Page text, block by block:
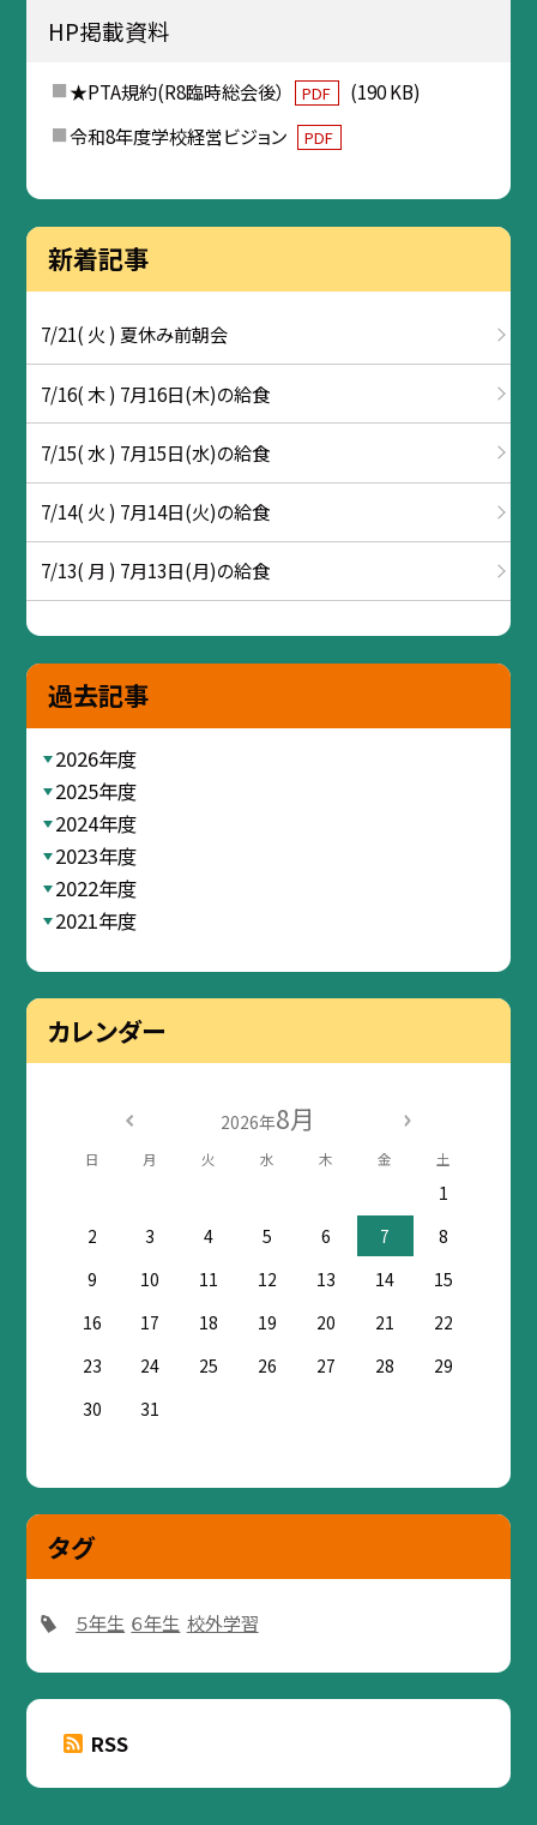
HP掲載資料
★PTA規約(R8臨時総会後） PDF
(190 KB)
令和8年度学校経営ビジョン
PDF
新着記事
7/21( 火 ) 夏休み前朝会
7/16( 木 ) 7月16日(木)の給食
7/15( 水 ) 7月15日(水)の給食
7/14( 火 ) 7月14日(火)の給食
7/13( 月 ) 7月13日(月)の給食
過去記事
2026年度
2025年度
2024年度
2023年度
2022年度
2021年度
カレンダー
2026年8月
日 月 火 水 木 金 土
1
2
3 4 5 6 7
8
9
10 11 12 13 14
15
16
17 18 19 20 21
22
23
24 25 26 27 28
29
30
31
タグ
５年生 ６年生 校外学習
RSS